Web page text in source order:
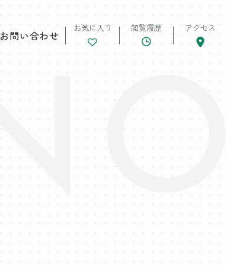
お問い合わせ
お気に入り 閲覧履歴 アクセス